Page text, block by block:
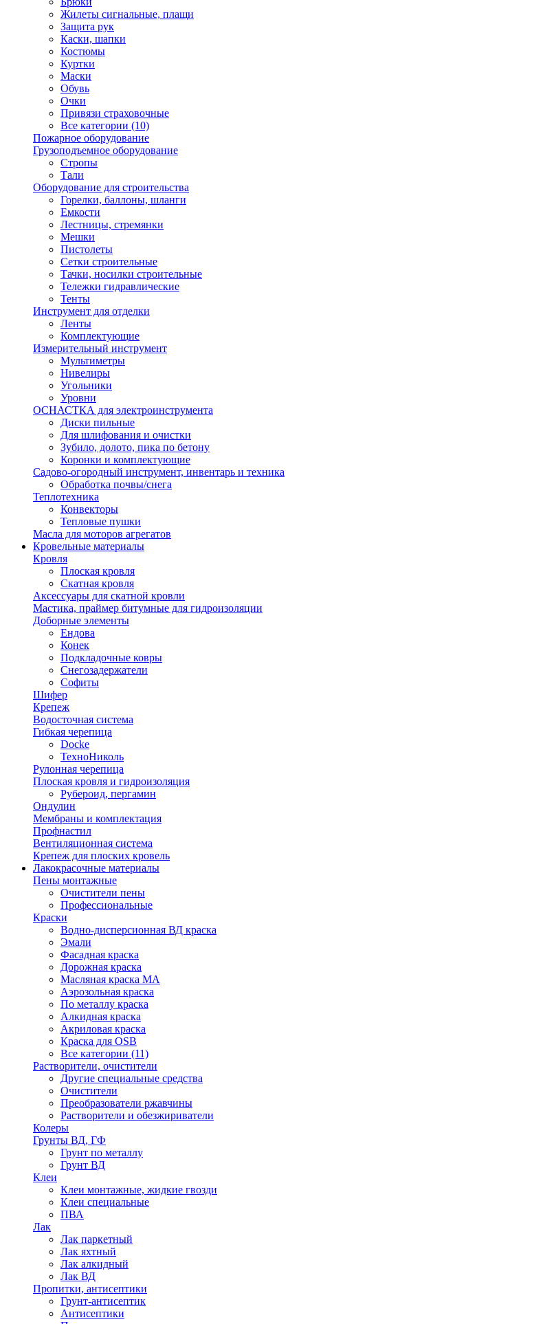
Жилеты сигнальные, плащи
Защита рук
Каски, шапки
Костюмы
Куртки
Маски
Обувь
Очки
Привязи страховочные
Все категории (10)
Пожарное оборудование
Грузоподъемное оборудование
Стропы
Тали
Оборудование для строительства
Горелки, баллоны, шланги
Емкости
Лестницы, стремянки
Мешки
Пистолеты
Сетки строительные
Тачки, носилки строительные
Тележки гидравлические
Тенты
Инструмент для отделки
Ленты
Комплектующие
Измерительный инструмент
Мультиметры
Нивелиры
Угольники
Уровни
ОСНАСТКА для электроинструмента
Диски пильные
Для шлифования и очистки
Зубило, долото, пика по бетону
Коронки и комплектующие
Садово-огородный инструмент, инвентарь и техника
Обработка почвы/снега
Теплотехника
Конвекторы
Тепловые пушки
Масла для моторов агрегатов
Кровельные материалы
Кровля
Плоская кровля
Скатная кровля
Аксессуары для скатной кровли
Мастика, праймер битумные для гидроизоляции
Доборные элементы
Ендова
Конек
Подкладочные ковры
Снегозадержатели
Софиты
Шифер
Крепеж
Водосточная система
Гибкая черепица
Docke
ТехноНиколь
Рулонная черепица
Плоская кровля и гидроизоляция
Рубероид, пергамин
Ондулин
Мембраны и комплектация
Профнастил
Вентиляционная система
Крепеж для плоских кровель
Лакокрасочные материалы
Пены монтажные
Очистители пены
Профессиональные
Краски
Водно-дисперсионная ВД краска
Эмали
Фасадная краска
Дорожная краска
Масляная краска МА
Аэрозольная краска
По металлу краска
Алкидная краска
Акриловая краска
Краска для OSB
Все категории (11)
Растворители, очистители
Другие специальные средства
Очистители
Преобразователи ржавчины
Растворители и обезжириватели
Колеры
Грунты ВД, ГФ
Грунт по металлу
Грунт ВД
Клеи
Клеи монтажные, жидкие гвозди
Клеи специальные
ПВА
Лак
Лак паркетный
Лак яхтный
Лак алкидный
Лак ВД
Пропитки, антисептики
Грунт-антисептик
Антисептики